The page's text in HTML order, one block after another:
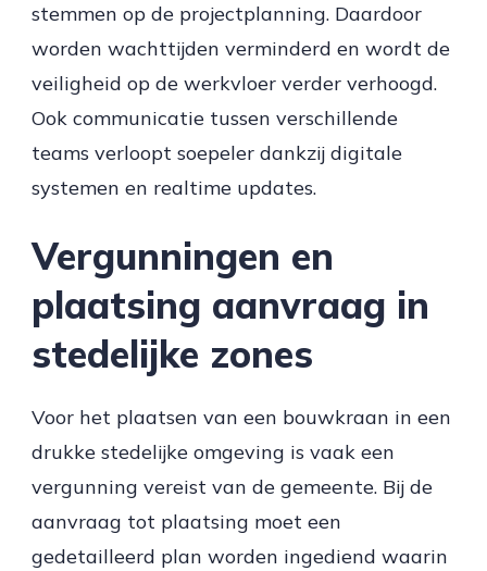
stemmen op de projectplanning. Daardoor
worden wachttijden verminderd en wordt de
veiligheid op de werkvloer verder verhoogd.
Ook communicatie tussen verschillende
teams verloopt soepeler dankzij digitale
systemen en realtime updates.
Vergunningen en
plaatsing aanvraag in
stedelijke zones
Voor het plaatsen van een bouwkraan in een
drukke stedelijke omgeving is vaak een
vergunning vereist van de gemeente. Bij de
aanvraag tot plaatsing moet een
gedetailleerd plan worden ingediend waarin